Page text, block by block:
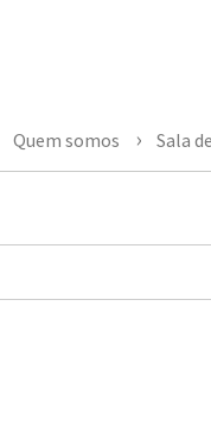
Quem somos Sala